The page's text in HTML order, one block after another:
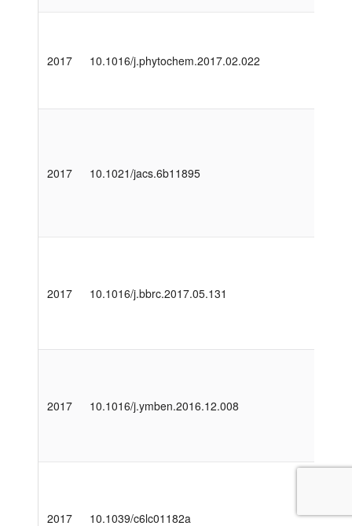
2017 10.1016/j.phytochem.2017.02.022
2017 10.1021/jacs.6b11895
2017 10.1016/j.bbrc.2017.05.131
2017 10.1016/j.ymben.2016.12.008
2017 10.1039/c6lc01182a